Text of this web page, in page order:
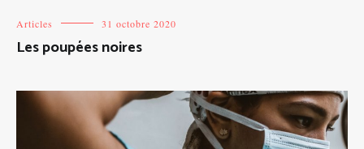
Articles 31 octobre 2020
Les poupées noires